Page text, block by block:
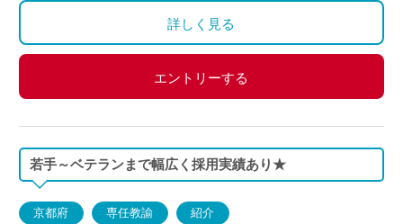
・その他、扶養等の諸手当が条件に応じて支給あり
◇保険：私学共済、雇用保険など
詳しく見る
エントリーする
若手～ベテランまで幅広く採用実績あり★
京都府 専任教諭 紹介